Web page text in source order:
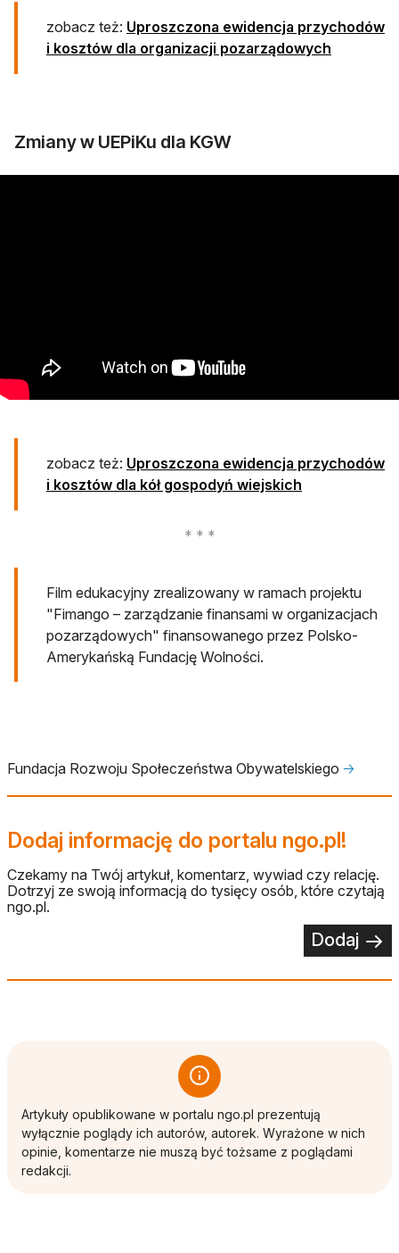
zobacz też: Uproszczona ewidencja przychodów
i kosztów dla organizacji pozarządowych
Zmiany w UEPiKu dla KGW
zobacz też: Uproszczona ewidencja przychodów
i kosztów dla kół gospodyń wiejskich
Film edukacyjny zrealizowany w ramach projektu
"Fimango – zarządzanie finansami w organizacjach
pozarządowych" finansowanego przez Polsko-
Amerykańską Fundację Wolności.
Fundacja Rozwoju Społeczeństwa Obywatelskiego 🡢
Dodaj informację do portalu ngo.pl!
Czekamy na Twój artykuł, komentarz, wywiad czy relację.
Dotrzyj ze swoją informacją do tysięcy osób, które czytają
ngo.pl.
Dodaj
Artykuły opublikowane w portalu ngo.pl prezentują
wyłącznie poglądy ich autorów, autorek. Wyrażone w nich
opinie, komentarze nie muszą być tożsame z poglądami
redakcji.